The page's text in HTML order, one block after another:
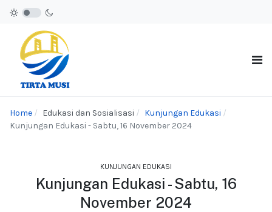
Home Edukasi dan Sosialisasi
Kunjungan Edukasi
Kunjungan Edukasi - Sabtu, 16 November 2024
KUNJUNGAN EDUKASI
Kunjungan Edukasi - Sabtu, 16
November 2024